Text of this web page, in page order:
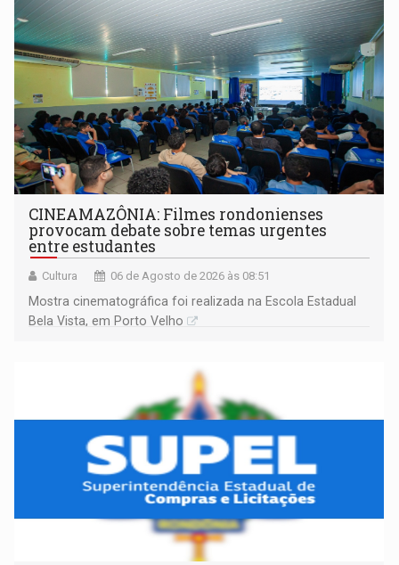
CINEAMAZÔNIA: Filmes rondonienses
provocam debate sobre temas urgentes
entre estudantes
Cultura 06 de Agosto de 2026 às 08:51
Mostra cinematográfica foi realizada na Escola Estadual
Bela Vista, em Porto Velho